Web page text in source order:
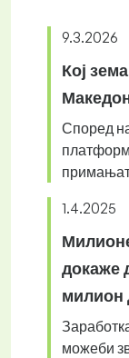
9.3.2026
Кој
Според
1.4.2025
докаже
милион
можеби